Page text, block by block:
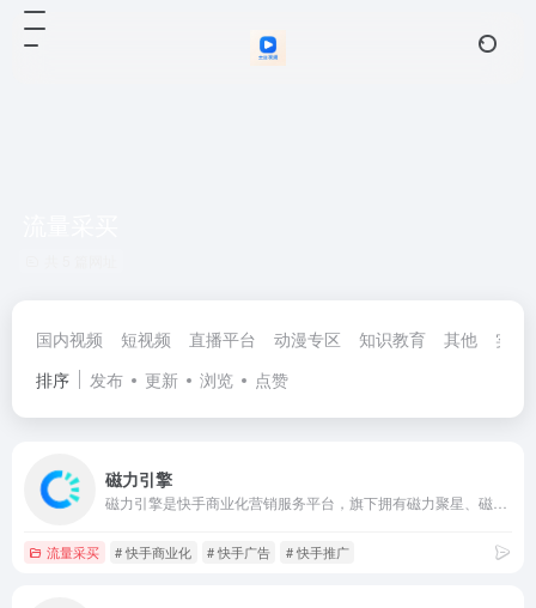
国内视频 短视频 直播平台 动漫专区 知识教育 其他
实时
排序
发布 更新 浏览 点赞
磁力引擎
流量采买 # 快手商业化 # 快手广告 # 快手推广